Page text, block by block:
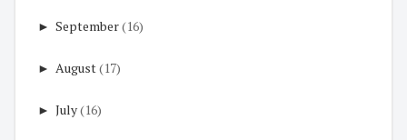
► September(16)
► August(17)
► July(16)